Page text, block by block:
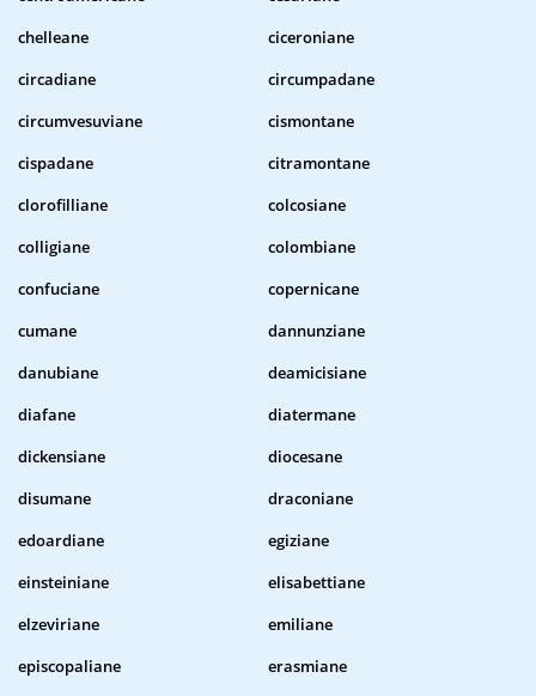
chelleane
ciceroniane
circadiane
circumpadane
circumvesuviane
cismontane
cispadane
citramontane
clorofilliane
colcosiane
colligiane
colombiane
confuciane
copernicane
cumane
dannunziane
danubiane
deamicisiane
diafane
diatermane
dickensiane
diocesane
disumane
draconiane
edoardiane
egiziane
einsteiniane
elisabettiane
elzeviriane
emiliane
episcopaliane
erasmiane